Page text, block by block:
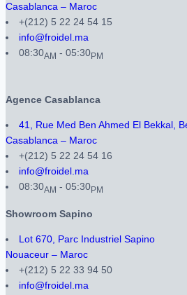
Casablanca – Maroc
+(212) 5 22 24 54 15
info@froidel.ma
08:30AM - 05:30PM
Agence Casablanca
41, Rue Med Ben Ahmed El Bekkal,
Casablanca – Maroc
+(212) 5 22 24 54 16
info@froidel.ma
08:30AM - 05:30PM
Showroom Sapino
Lot 670, Parc Industriel Sapino
Nouaceur – Maroc
+(212) 5 22 33 94 50
info@froidel.ma